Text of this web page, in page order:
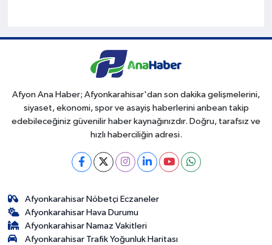
Afyon Ana Haber; Afyonkarahisar'dan son dakika gelişmelerini,
siyaset, ekonomi, spor ve asayiş haberlerini anbean takip
edebileceğiniz güvenilir haber kaynağınızdır. Doğru, tarafsız ve
hızlı haberciliğin adresi.
Afyonkarahisar Nöbetçi Eczaneler
Afyonkarahisar Hava Durumu
Afyonkarahisar Namaz Vakitleri
Afyonkarahisar Trafik Yoğunluk Haritası